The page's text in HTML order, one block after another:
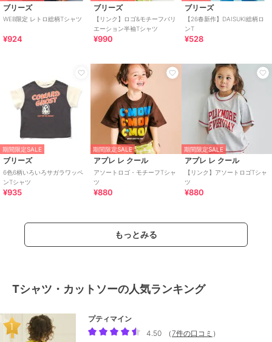
ブリーズ
WEB限定 レトロ総柄Tシャツ
¥924
ブリーズ
【リンク】ロゴ&モチーフバリ
エーション半袖Tシャツ
¥990
ブリーズ
【26春新作】DAISUKI総柄ロ
ンT
¥528
期間限定SALE
ブリーズ
6色6柄いろいろサガラワッペ
ンTシャツ
¥935
期間限定SALE
アプレ レ クール
アソートロゴ・モチーフTシャ
ツ
¥880
期間限定SALE
アプレ レ クール
【リンク】アソートロゴTシャ
ツ
¥880
もっとみる
Tシャツ・カットソーの人気ランキング
プティマイン
4.50
（7件の口コミ ）